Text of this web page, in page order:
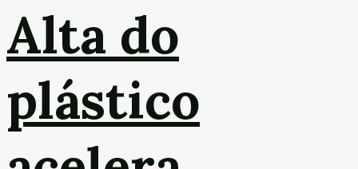
Alta do
plástico